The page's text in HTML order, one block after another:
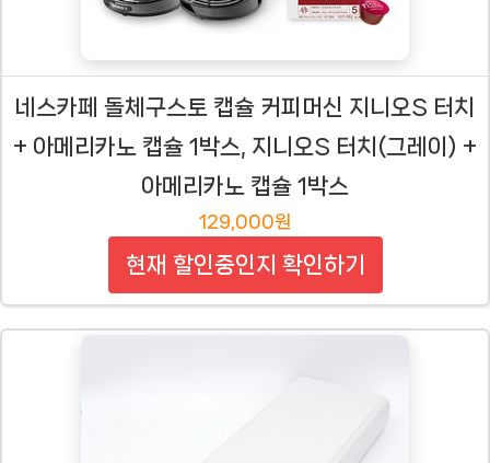
네스카페 돌체구스토 캡슐 커피머신 지니오S 터치
+ 아메리카노 캡슐 1박스, 지니오S 터치(그레이) +
아메리카노 캡슐 1박스
129,000원
현재 할인중인지 확인하기